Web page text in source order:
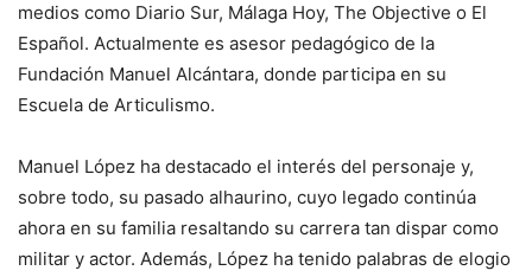
medios como Diario Sur, Málaga Hoy, The Objective o El
Español. Actualmente es asesor pedagógico de la
Fundación Manuel Alcántara, donde participa en su
Escuela de Articulismo.
Manuel López ha destacado el interés del personaje y,
sobre todo, su pasado alhaurino, cuyo legado continúa
ahora en su familia resaltando su carrera tan dispar como
militar y actor. Además, López ha tenido palabras de elogio